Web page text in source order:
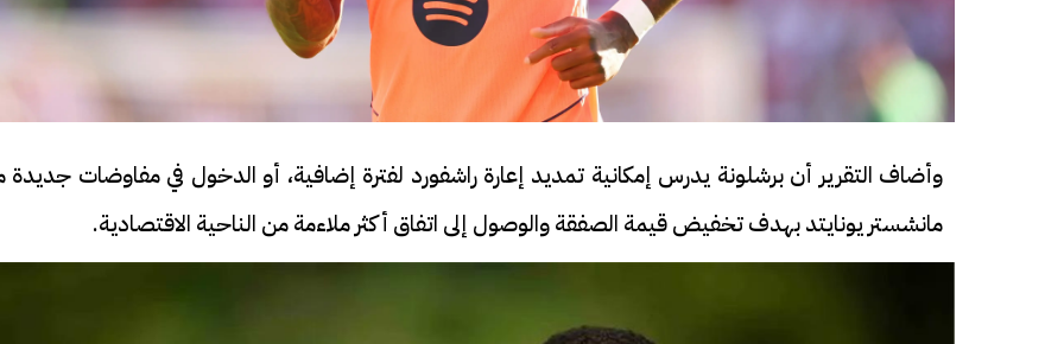
وأضاف التقرير أن برشلونة يدرس إمكانية تمديد إعارة راشفورد لفترة إضافية، أو الدخول في مفاوضات جديدة
مانشستر يونايتد بهدف تخفيض قيمة الصفقة والوصول إلى اتفاق أكثر ملاءمة من الناحية الاقتصادية.